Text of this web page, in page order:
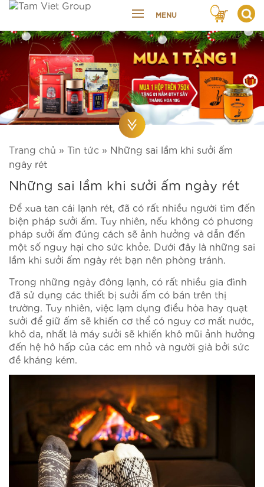
MENU
Trang chủ » Tin tức » Những sai lầm khi sưởi ấm
ngày rét
Những sai lầm khi sưởi ấm ngày rét
Để xua tan cái lạnh rét, đã có rất nhiều người tìm đến
biện pháp sưởi ấm. Tuy nhiên, nếu không có phương
pháp sưởi ấm đúng cách sẽ ảnh hưởng và dẫn đến
một số nguy hại cho sức khỏe. Dưới đây là những sai
lầm khi sưởi ấm ngày rét bạn nên phòng tránh.
Trong những ngày đông lạnh, có rất nhiều gia đình
đã sử dụng các thiết bị sưởi ấm có bán trên thị
trường. Tuy nhiên, việc lạm dụng điều hòa hay quạt
sưởi để giữ ấm sẽ khiến cơ thể có nguy cơ mất nước,
khô da, nhất là máy sưởi sẽ khiến khô mũi ảnh hưởng
đến hệ hô hấp của các em nhỏ và người già bởi sức
đề kháng kém.